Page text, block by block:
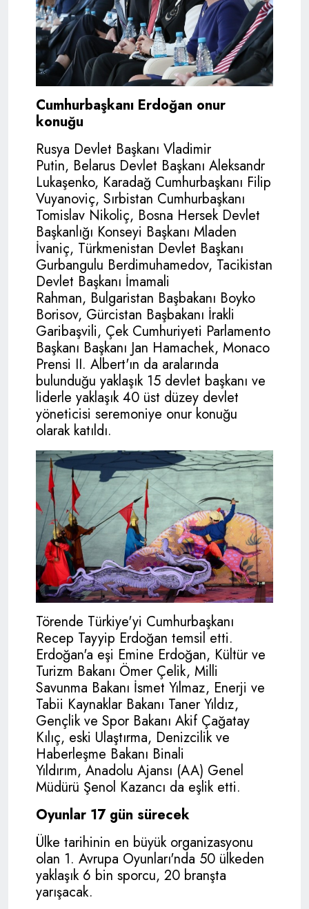
Cumhurbaşkanı Erdoğan onur
konuğu
Rusya Devlet Başkanı Vladimir
Putin, Belarus Devlet Başkanı Aleksandr
Lukaşenko, Karadağ Cumhurbaşkanı Filip
Vuyanoviç, Sırbistan Cumhurbaşkanı
Tomislav Nikoliç, Bosna Hersek Devlet
Başkanlığı Konseyi Başkanı Mladen
İvaniç, Türkmenistan Devlet Başkanı
Gurbangulu Berdimuhamedov, Tacikistan
Devlet Başkanı İmamali
Rahman, Bulgaristan Başbakanı Boyko
Borisov, Gürcistan Başbakanı İrakli
Garibaşvili, Çek Cumhuriyeti Parlamento
Başkanı Başkanı Jan Hamachek, Monaco
Prensi II. Albert'ın da aralarında
bulunduğu yaklaşık 15 devlet başkanı ve
liderle yaklaşık 40 üst düzey devlet
yöneticisi seremoniye onur konuğu
olarak katıldı.
Törende Türkiye'yi Cumhurbaşkanı
Recep Tayyip Erdoğan temsil etti.
Erdoğan'a eşi Emine Erdoğan, Kültür ve
Turizm Bakanı Ömer Çelik, Milli
Savunma Bakanı İsmet Yılmaz, Enerji ve
Tabii Kaynaklar Bakanı Taner Yıldız,
Gençlik ve Spor Bakanı Akif Çağatay
Kılıç, eski Ulaştırma, Denizcilik ve
Haberleşme Bakanı Binali
Yıldırım, Anadolu Ajansı (AA) Genel
Müdürü Şenol Kazancı da eşlik etti.
Oyunlar 17 gün sürecek
Ülke tarihinin en büyük organizasyonu
olan 1. Avrupa Oyunları'nda 50 ülkeden
yaklaşık 6 bin sporcu, 20 branşta
yarışacak.